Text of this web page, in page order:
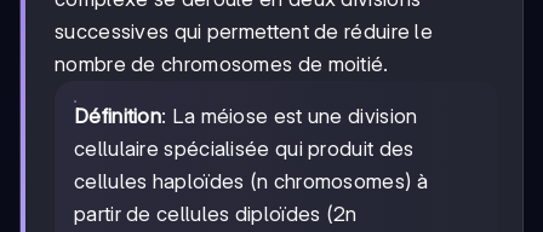
successives qui permettent de réduire le
nombre de chromosomes de moitié.
Définition: La méiose est une division
cellulaire spécialisée qui produit des
cellules haploïdes (n chromosomes) à
partir de cellules diploïdes (2n